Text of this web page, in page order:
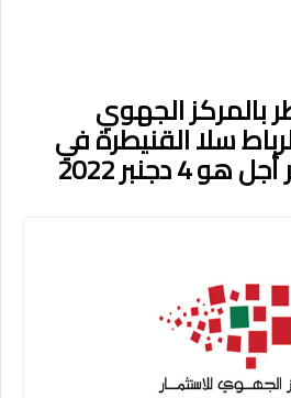
بالمركز الجهوي
سلا القنيطرة في
دجنبر 2022